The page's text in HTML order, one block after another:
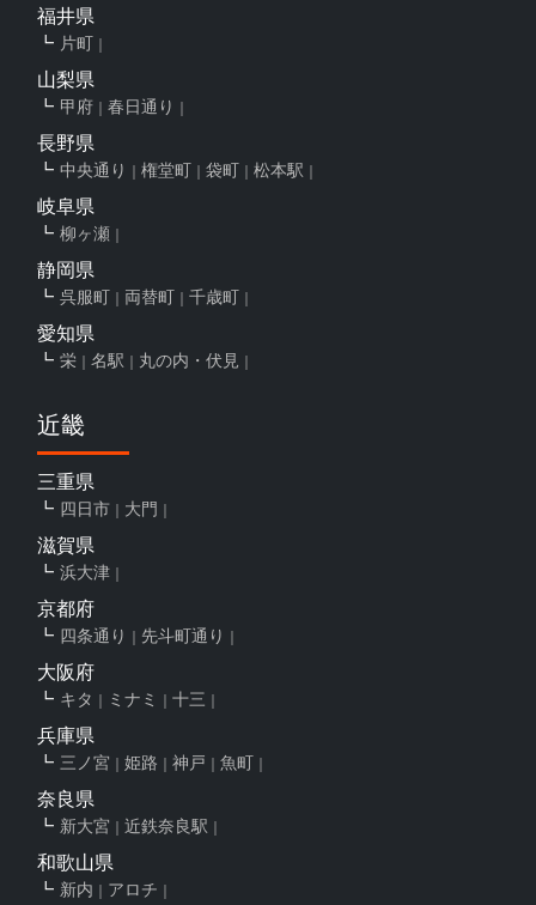
福井県
片町
山梨県
甲府 春日通り
長野県
中央通り 権堂町 袋町 松本駅
岐阜県
柳ヶ瀬
静岡県
呉服町 両替町 千歳町
愛知県
栄 名駅 丸の内・伏見
近畿
三重県
四日市 大門
滋賀県
浜大津
京都府
四条通り 先斗町通り
大阪府
キタ ミナミ 十三
兵庫県
三ノ宮 姫路 神戸 魚町
奈良県
新大宮 近鉄奈良駅
和歌山県
新内 アロチ